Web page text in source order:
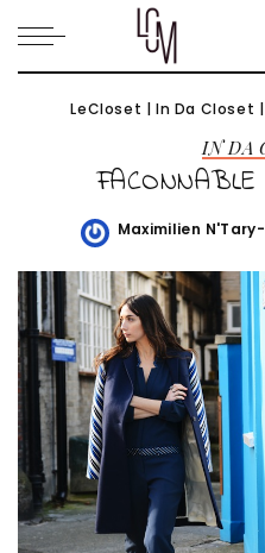
LeCloset |In Da Closet
IN DA
Posted
Maximilien